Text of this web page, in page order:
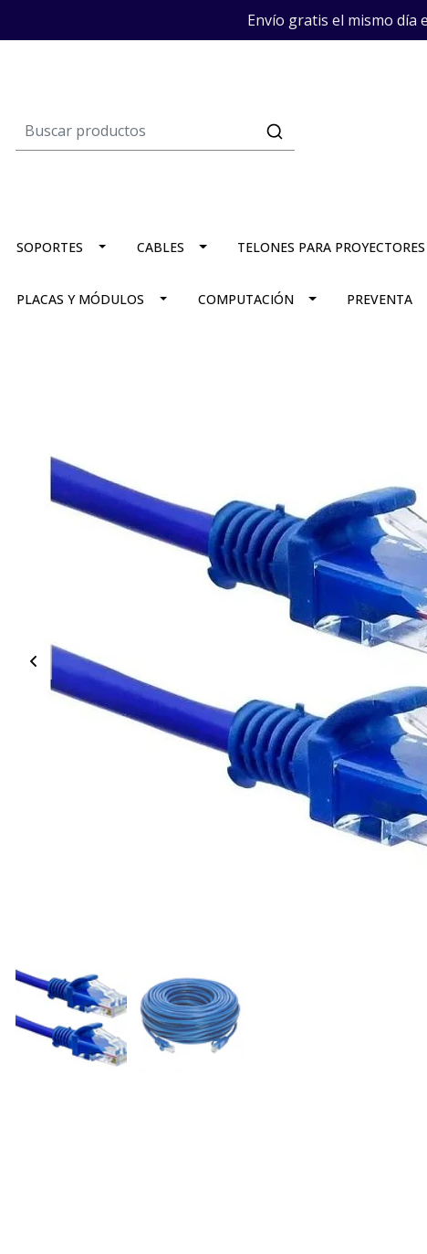
Envío gratis el mismo día
SOPORTES CABLES TELONES PARA PROYECTORES
PLACAS Y MÓDULOS COMPUTACIÓN PREVENTA